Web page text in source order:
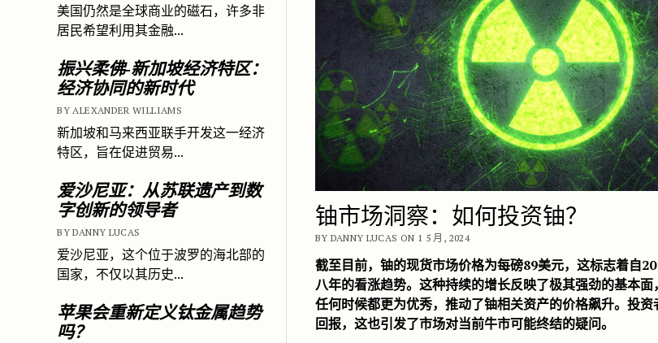
美国仍然是全球商业的磁石，许多非
居民希望利用其金融...
振兴柔佛-新加坡经济特区：
经济协同的新时代
BY ALEXANDER WILLIAMS
新加坡和马来西亚联手开发这一经济
特区，旨在促进贸易...
爱沙尼亚：从苏联遗产到数
字创新的领导者
BY DANNY LUCAS
爱沙尼亚，这个位于波罗的海北部的
国家，不仅以其历史...
苹果会重新定义钛金属趋势
吗？
铀市场洞察：如何投资铀？
BY DANNY LUCAS ON 1 5 月, 2024
截至目前，铀的现货市场价格为每磅89美元，这标志着自
八年的看涨趋势。这种持续的增长反映了极其强劲的基本
任何时候都更为优秀，推动了铀相关资产的价格飙升。投
回报，这也引发了市场对当前牛市可能终结的疑问。